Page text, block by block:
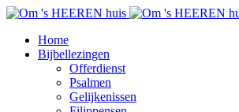
Home
Bijbellezingen
Offerdienst
Psalmen
Gelijkenissen